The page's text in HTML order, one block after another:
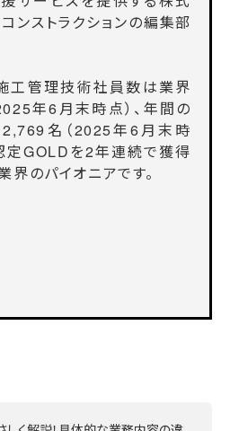
ンストラクションの編集部
工管理技術社員数は業界
年6月末時点）、年間の
名（2025年6月末時
定GOLDを2年連続で獲得
界のパイオニアです。